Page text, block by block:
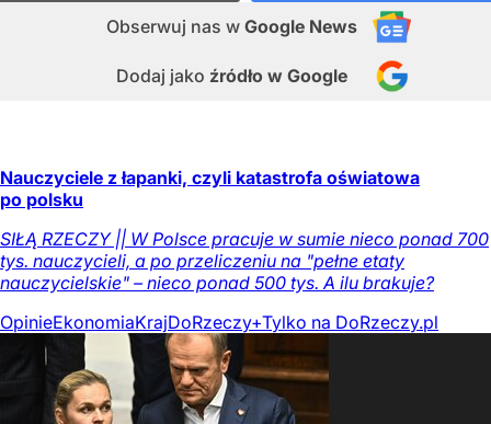
Obserwuj nas w Google News
Dodaj jako źródło w Google
Nauczyciele z łapanki, czyli katastrofa oświatowa
po polsku
SIŁĄ RZECZY || W Polsce pracuje w sumie nieco ponad 700
tys. nauczycieli, a po przeliczeniu na "pełne etaty
nauczycielskie" – nieco ponad 500 tys. A ilu brakuje?
OpinieEkonomiaKrajDoRzeczy+Tylko na DoRzeczy.pl